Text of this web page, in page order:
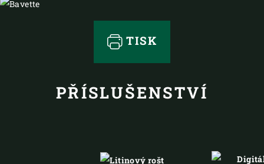
TISK
PŘÍSLUŠENSTVÍ